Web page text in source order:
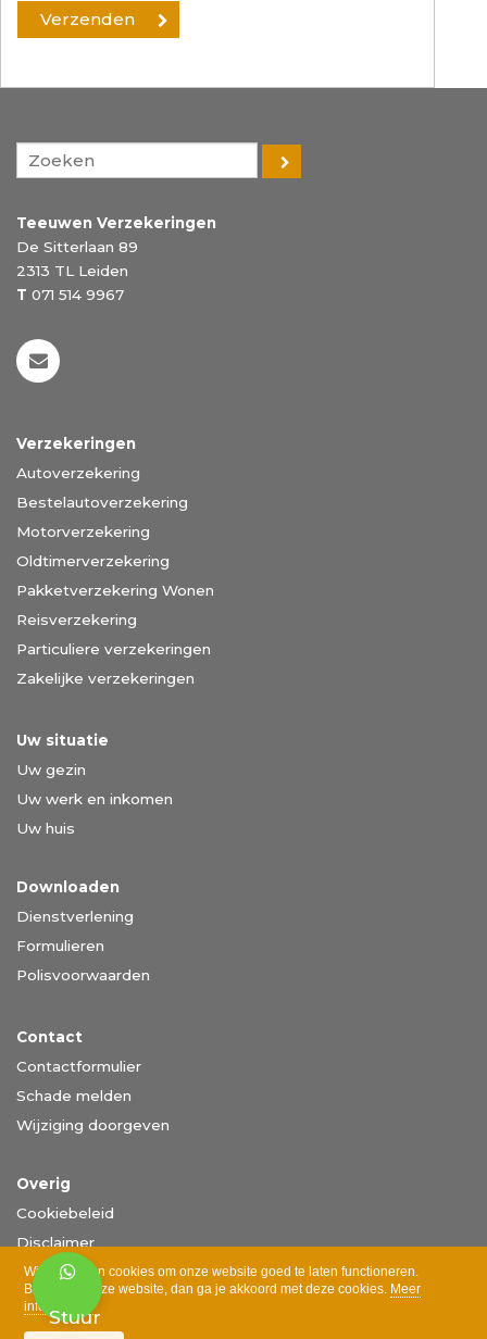
Wij gebruiken cookies om onze website goed te laten functioneren.
Bezoek je onze website, dan ga je akkoord met deze cookies. Meer
informatie >
Teeuwen Verzekeringen
De Sitterlaan 89
2313 TL Leiden
T 071 514 9967
Stuur
Verzekeringen
Autoverzekering
Bestelautoverzekering
Motorverzekering
Oldtimerverzekering
Pakketverzekering Wonen
Reisverzekering
Particuliere verzekeringen
Zakelijke verzekeringen
Uw situatie
Uw gezin
Uw werk en inkomen
Uw huis
Downloaden
Dienstverlening
Formulieren
Polisvoorwaarden
Contact
Contactformulier
Schade melden
Wijziging doorgeven
Overig
Cookiebeleid
Disclaimer
Privacy